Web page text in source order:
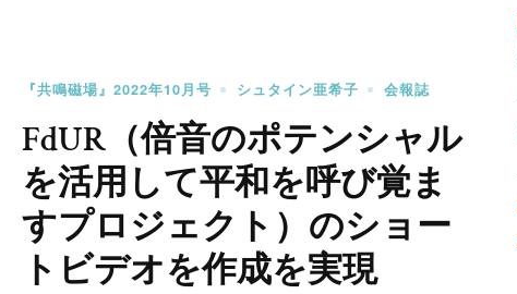
『共鳴磁場』2022年10月号 シュタイン亜希子 会報誌
FdUR（倍音のポテンシャル
を活用して平和を呼び覚ま
すプロジェクト）のショー
トビデオを作成を実現